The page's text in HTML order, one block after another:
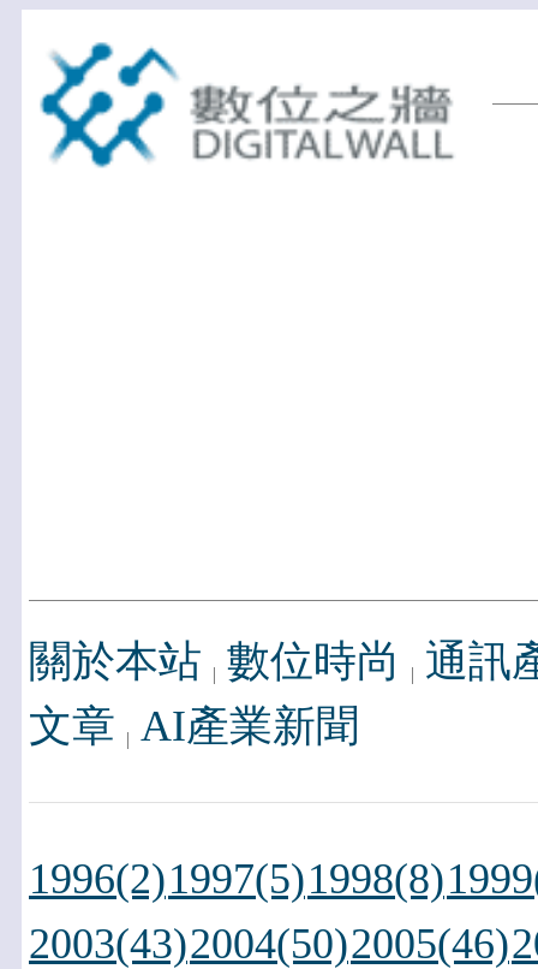
關於本站 數位時尚
通訊
文章 AI產業新聞
1996(2)1997(5)1998(8)
2003(43)2004(50)2005(46)